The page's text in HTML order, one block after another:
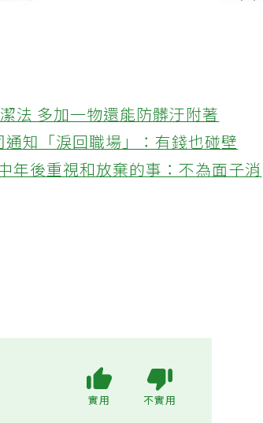
法 多加一物還能防髒汙附著
知「淚回職場」：有錢也碰壁
年後重視和放棄的事：不為面子消